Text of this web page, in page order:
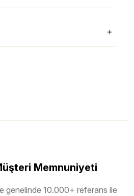
Memnuniyeti
genelinde 10.000+ referans ile